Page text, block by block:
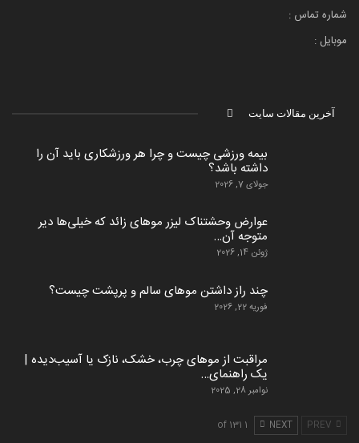
شماره تماس :
موبایل :
آخرین مقالات سایت
بیمه ورزشی چیست و چرا هر ورزشکاری باید آن را
داشته باشد؟
جولای 7, 2026
عوارض وحشتناک لیزر موهای زائد که خیلی‌ها دیر
متوجه آن…
ژوئن 14, 2026
چند راز داشتن موهای سالم و پرپشت چیست؟
فوریه 22, 2026
مراقبت از موهای چرب، خشک، نازک یا آسیب‌دیده |
یک راهنمای…
نوامبر 28, 2025
NEXT
1 of 131